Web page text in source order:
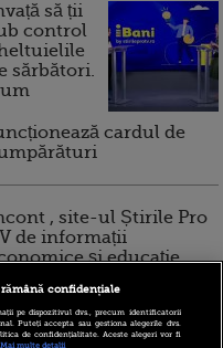
să ții
control
sărbători.
cardul de
, site-ul Știrile Pro
de informații
și educație
reguli pentru decizii
rămână confidențiale
pe dispozitivul dvs., precum identificatorii
Puteți accepta sau gestiona alegerile dvs.
de confidențialitate. Aceste alegeri vor fi
Mai multe detalii